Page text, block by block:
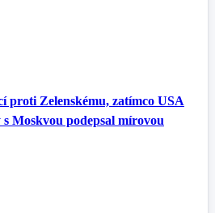
proti Zelenskému, zatímco USA
Moskvou podepsal mírovou